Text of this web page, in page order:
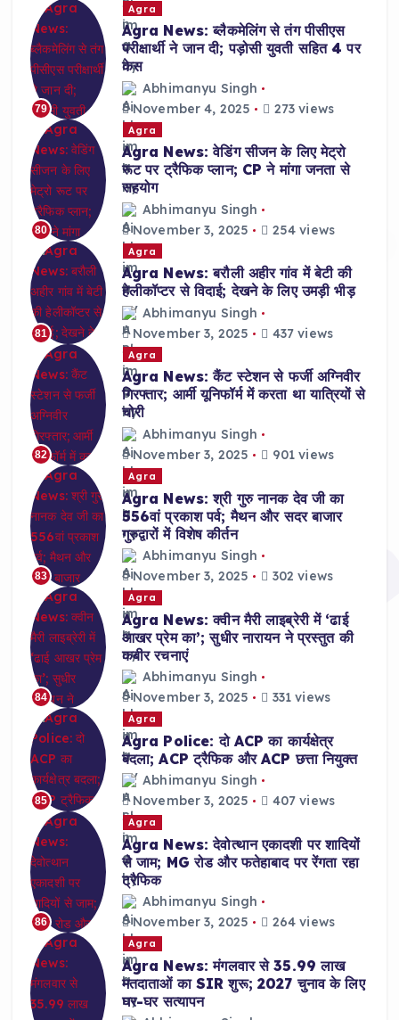
79
Agra
Agra News: ब्लैकमेलिंग से तंग पीसीएस
परीक्षार्थी ने जान दी; पड़ोसी युवती सहित 4 पर
केस
Abhimanyu Singh
November 4, 2025
273 views
80
Agra
Agra News: वेडिंग सीजन के लिए मेट्रो
रूट पर ट्रैफिक प्लान; CP ने मांगा जनता से
सहयोग
Abhimanyu Singh
November 3, 2025
254 views
81
Agra
Agra News: बरौली अहीर गांव में बेटी की
हेलीकॉप्टर से विदाई; देखने के लिए उमड़ी भीड़
Abhimanyu Singh
November 3, 2025
437 views
82
Agra
Agra News: कैंट स्टेशन से फर्जी अग्निवीर
गिरफ्तार; आर्मी यूनिफॉर्म में करता था यात्रियों से
चोरी
Abhimanyu Singh
November 3, 2025
901 views
83
Agra
Agra News: श्री गुरु नानक देव जी का
556वां प्रकाश पर्व; मैथन और सदर बाजार
गुरुद्वारों में विशेष कीर्तन
Abhimanyu Singh
November 3, 2025
302 views
84
Agra
Agra News: क्वीन मैरी लाइब्रेरी में ‘ढाई
आखर प्रेम का’; सुधीर नारायन ने प्रस्तुत की
कबीर रचनाएं
Abhimanyu Singh
November 3, 2025
331 views
85
Agra
Agra Police: दो ACP का कार्यक्षेत्र
बदला; ACP ट्रैफिक और ACP छत्ता नियुक्त
Abhimanyu Singh
November 3, 2025
407 views
86
Agra
Agra News: देवोत्थान एकादशी पर शादियों
से जाम; MG रोड और फतेहाबाद पर रेंगता रहा
ट्रैफिक
Abhimanyu Singh
November 3, 2025
264 views
Agra
Agra News: मंगलवार से 35.99 लाख
मतदाताओं का SIR शुरू; 2027 चुनाव के लिए
घर-घर सत्यापन